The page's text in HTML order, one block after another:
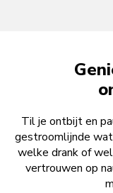
Til je ontbijt en
gestroomlijnde
welke drank of
vertrouwen op